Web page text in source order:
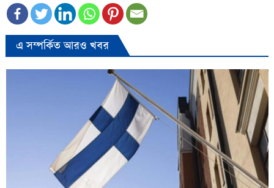
এ সম্পর্কিত আরও খবর